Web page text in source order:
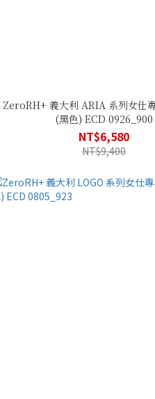
ZeroRH+ 義大利 ARIA 系列女仕
(黑色) ECD 0926_900
NT$6,580
NT$9,400